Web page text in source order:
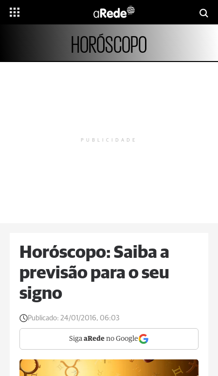
HORÓSCOPO
PUBLICIDADE
Horóscopo: Saiba a
previsão para o seu
signo
Publicado: 24/01/2016, 06:03
Siga aRede no Google